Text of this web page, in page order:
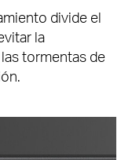
divide el
la
tormentas de